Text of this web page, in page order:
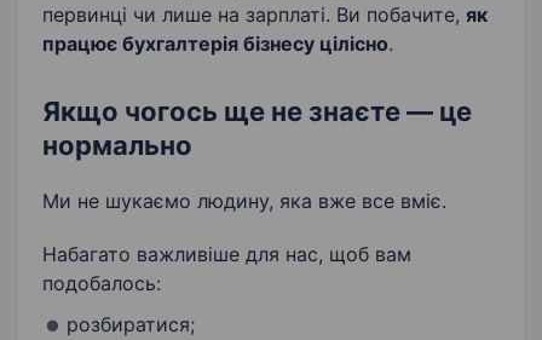
первинці чи лише на зарплаті. Ви побачите, як
працює бухгалтерія бізнесу цілісно.
Якщо чогось ще не знаєте — це
нормально
Ми не шукаємо людину, яка вже все вміє.
Набагато важливіше для нас, щоб вам
подобалось:
розбиратися;